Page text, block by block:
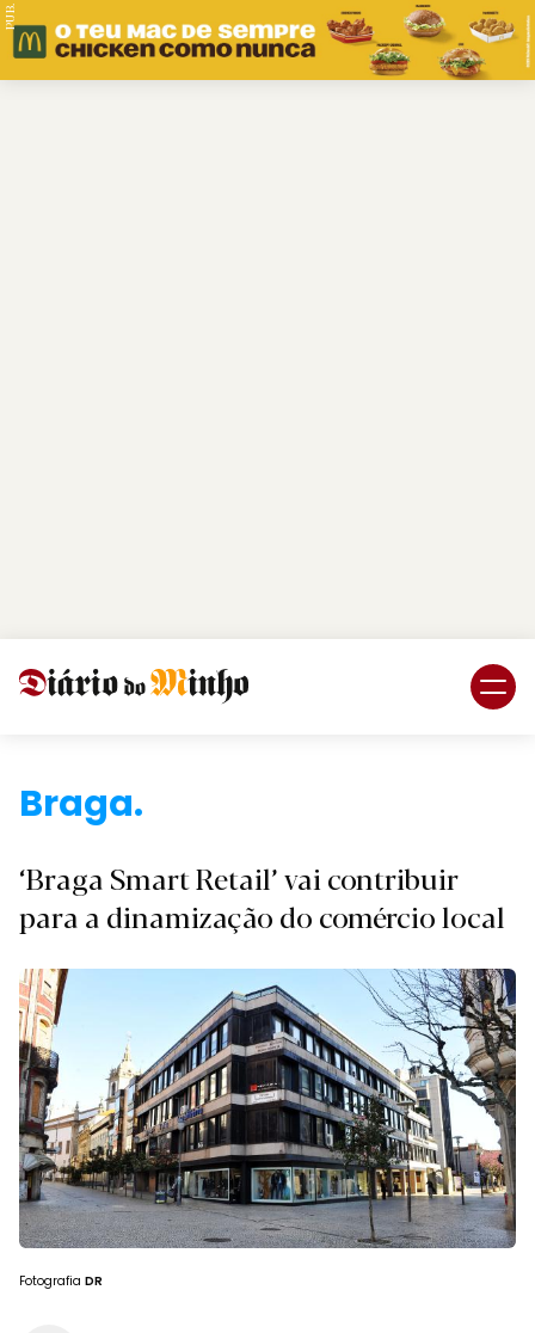
PUB.
Braga.
‘Braga Smart Retail’ vai contribuir
para a dinamização do comércio local
Fotografia DR